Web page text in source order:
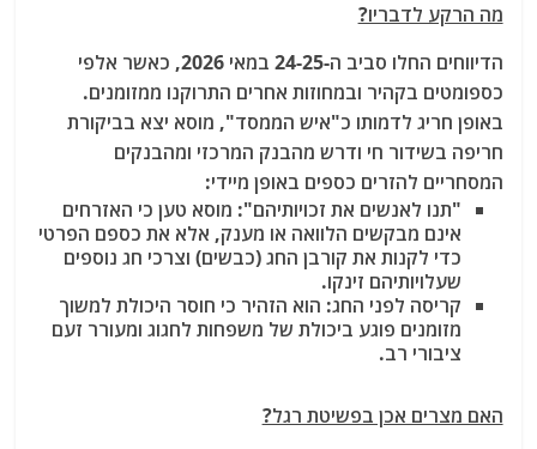
מה הרקע לדבריו?
הדיווחים החלו סביב ה-24-25 במאי 2026, כאשר אלפי
כספומטים בקהיר ובמחוזות אחרים התרוקנו ממזומנים.
באופן חריג לדמותו כ"איש הממסד", מוסא יצא בביקורת
חריפה בשידור חי ודרש מהבנק המרכזי ומהבנקים
המסחריים להזרים כספים באופן מיידי:
"תנו לאנשים את זכויותיהם": מוסא טען כי האזרחים
אינם מבקשים הלוואה או מענק, אלא את כספם הפרטי
כדי לקנות את קורבן החג (כבשים) וצרכי חג נוספים
שעלויותיהם זינקו.
קריסה לפני החג: הוא הזהיר כי חוסר היכולת למשוך
מזומנים פוגע ביכולת של משפחות לחגוג ומעורר זעם
ציבורי רב.
האם מצרים אכן בפשיטת רגל?